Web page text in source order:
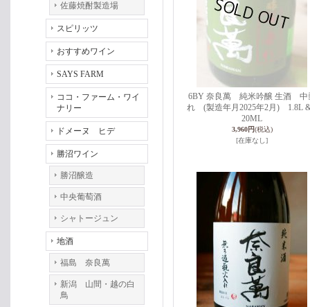
佐藤焼酎製造場
スピリッツ
おすすめワイン
SAYS FARM
ココ・ファーム・ワイ
ナリー
ドメーヌ ヒデ
勝沼ワイン
勝沼醸造
中央葡萄酒
シャトージュン
地酒
福島 奈良萬
新潟 山間・越の白
鳥
6BY 奈良萬 純米吟醸 生酒 中
れ (製造年月2025年2月) 1.8L
20ML
3,960円(税込)
[在庫なし]